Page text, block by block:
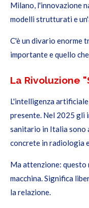
Milano, l'innovazione
modelli strutturati e
C'è un divario enorme
importante e quello
La Rivoluzione
L'intelligenza
presente. Nel 2025 gli
sanitario in Italia sono
concrete in radiologia
Ma attenzione: questo
macchina. Significa
la relazione.